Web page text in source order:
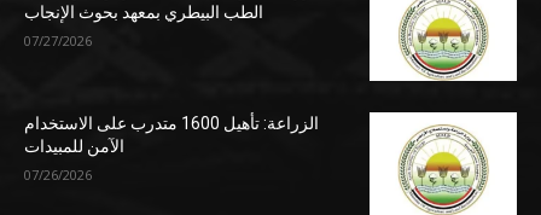
الطب البيطري بمعهد بحوث الإنجاب
07/27/2026
الزراعة: تأهيل 1600 متدرب على الاستخدام
الآمن للمبيدات
07/26/2026